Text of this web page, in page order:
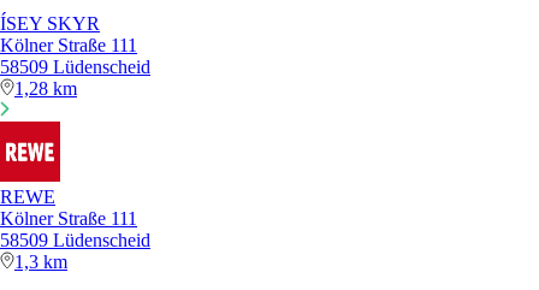
ÍSEY SKYR
Kölner Straße 111
58509 Lüdenscheid
1,28 km
REWE
Kölner Straße 111
58509 Lüdenscheid
1,3 km